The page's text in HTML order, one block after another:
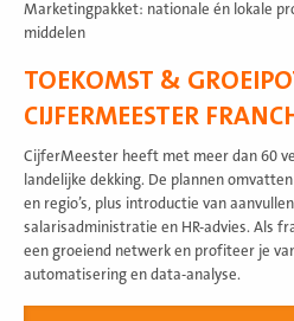
Marketingpakket: nationale én lokale
middelen
TOEKOMST &
CIJFERMEESTER
CijferMeester heeft met meer dan 60
landelijke dekking. De plannen
en regio’s, plus introductie van
salarisadministratie en HR-advies. Als
een groeiend netwerk en profiteer je
automatisering en data-analyse.